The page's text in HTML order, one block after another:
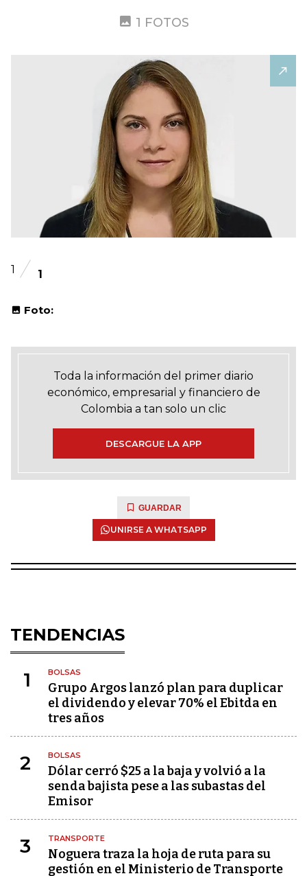
1 FOTOS
1 1
Foto:
Toda la información del primer diario
económico, empresarial y financiero de
Colombia a tan solo un clic
DESCARGUE LA APP
GUARDAR
UNIRSE A WHATSAPP
TENDENCIAS
1 BOLSAS
Grupo Argos lanzó plan para duplicar
el dividendo y elevar 70% el Ebitda en
tres años
2 BOLSAS
Dólar cerró $25 a la baja y volvió a la
senda bajista pese a las subastas del
Emisor
3 TRANSPORTE
Noguera traza la hoja de ruta para su
gestión en el Ministerio de Transporte